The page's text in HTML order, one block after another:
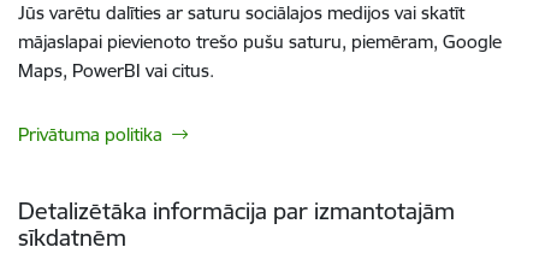
Jūs varētu dalīties ar saturu sociālajos medijos vai skatīt
mājaslapai pievienoto trešo pušu saturu, piemēram, Google
Maps, PowerBI vai citus.
Privātuma politika
Detalizētāka informācija par izmantotajām
sīkdatnēm